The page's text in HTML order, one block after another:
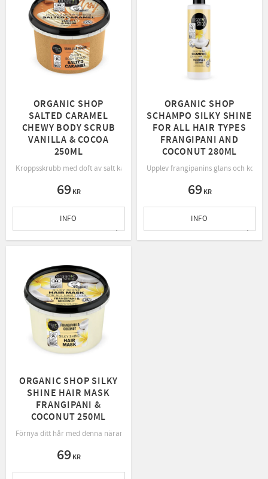
ORGANIC SHOP
SALTED CARAMEL
CHEWY BODY SCRUB
VANILLA & COCOA
250ML
Kroppsskrubb med doft av salt karamell
69KR
Lägg till i favoriter
INFO
ORGANIC SHOP
SCHAMPO SILKY SHINE
FOR ALL HAIR TYPES
FRANGIPANI AND
COCONUT 280ML
Upplev frangipanins glans och
69KR
INFO
ORGANIC SHOP SILKY
SHINE HAIR MASK
FRANGIPANI &
COCONUT 250ML
Förnya ditt hår med denna närande inpackning, rik på frangipani och kokos
69KR